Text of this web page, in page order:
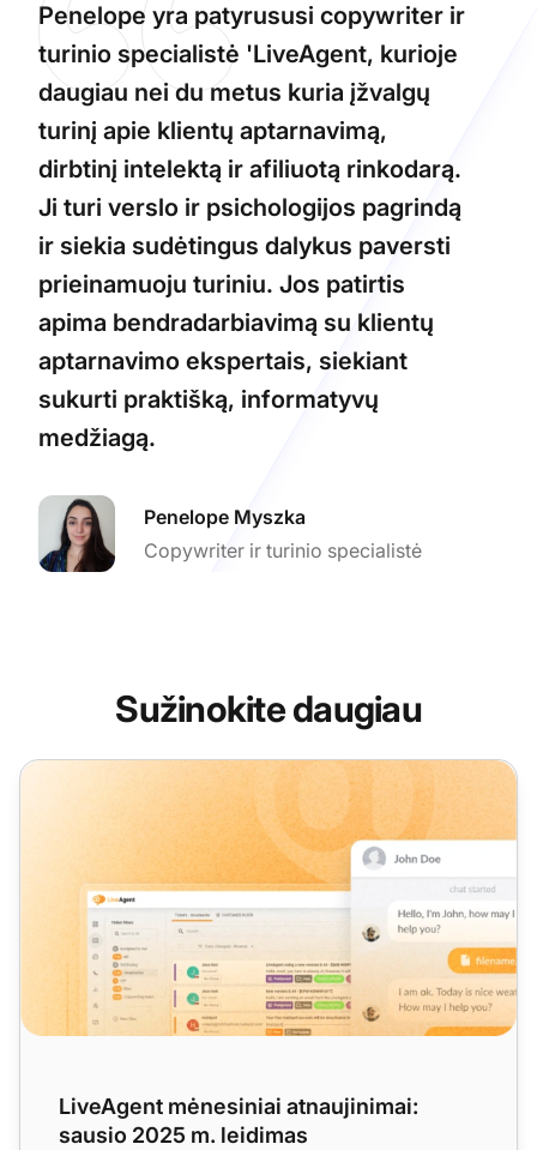
Penelope yra patyrususi copywriter ir
turinio specialistė 'LiveAgent, kurioje
daugiau nei du metus kuria įžvalgų
turinį apie klientų aptarnavimą,
dirbtinį intelektą ir afiliuotą rinkodarą.
Ji turi verslo ir psichologijos pagrindą
ir siekia sudėtingus dalykus paversti
prieinamuoju turiniu. Jos patirtis
apima bendradarbiavimą su klientų
aptarnavimo ekspertais, siekiant
sukurti praktišką, informatyvų
medžiagą.
Penelope Myszka
Copywriter ir turinio specialistė
Sužinokite daugiau
LiveAgent mėnesiniai atnaujinimai: sausio 2025 m.
LiveAgent mėnesiniai atnaujinimai:
sausio 2025 m. leidimas